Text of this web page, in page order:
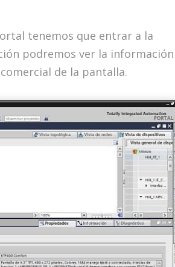
tenemos que entrar a la
podremos ver la información
de la pantalla.